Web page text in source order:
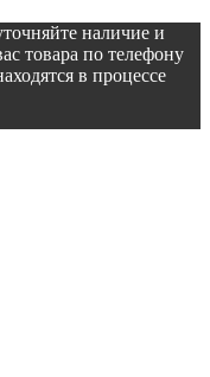
наличие и
товара по телефону
в процессе